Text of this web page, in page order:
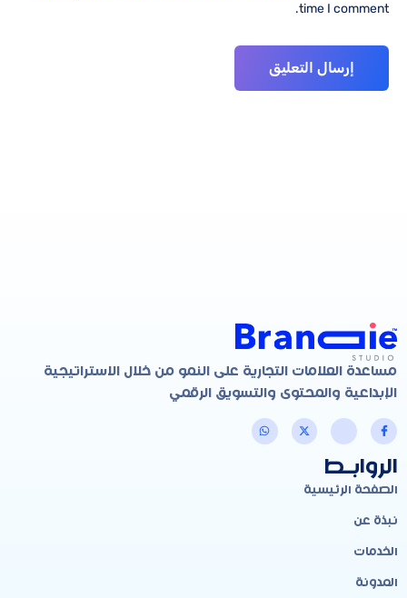
time I comment.
مساعدة العلامات التجارية على النمو من خلال الاستراتيجية
الإبداعية والمحتوى والتسويق الرقمي
الروابـط
الصفحة الرئيسية
نبذة عن
الخدمات
المدونة